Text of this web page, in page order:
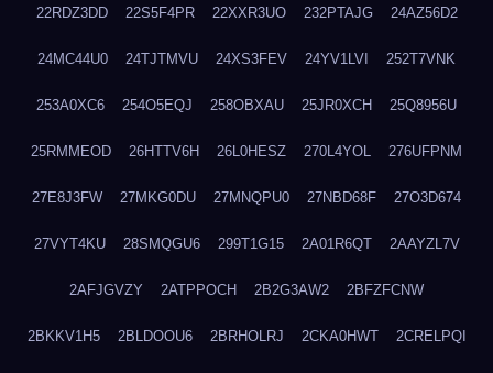
22RDZ3DD 22S5F4PR 22XXR3UO 232PTAJG 24AZ56D2
24MC44U0 24TJTMVU 24XS3FEV 24YV1LVI 252T7VNK
253A0XC6 254O5EQJ 258OBXAU 25JR0XCH 25Q8956U
25RMMEOD 26HTTV6H 26L0HESZ 270L4YOL 276UFPNM
27E8J3FW 27MKG0DU 27MNQPU0 27NBD68F 27O3D674
27VYT4KU 28SMQGU6 299T1G15 2A01R6QT 2AAYZL7V
2AFJGVZY 2ATPPOCH 2B2G3AW2 2BFZFCNW
2BKKV1H5 2BLDOOU6 2BRHOLRJ 2CKA0HWT 2CRELPQI